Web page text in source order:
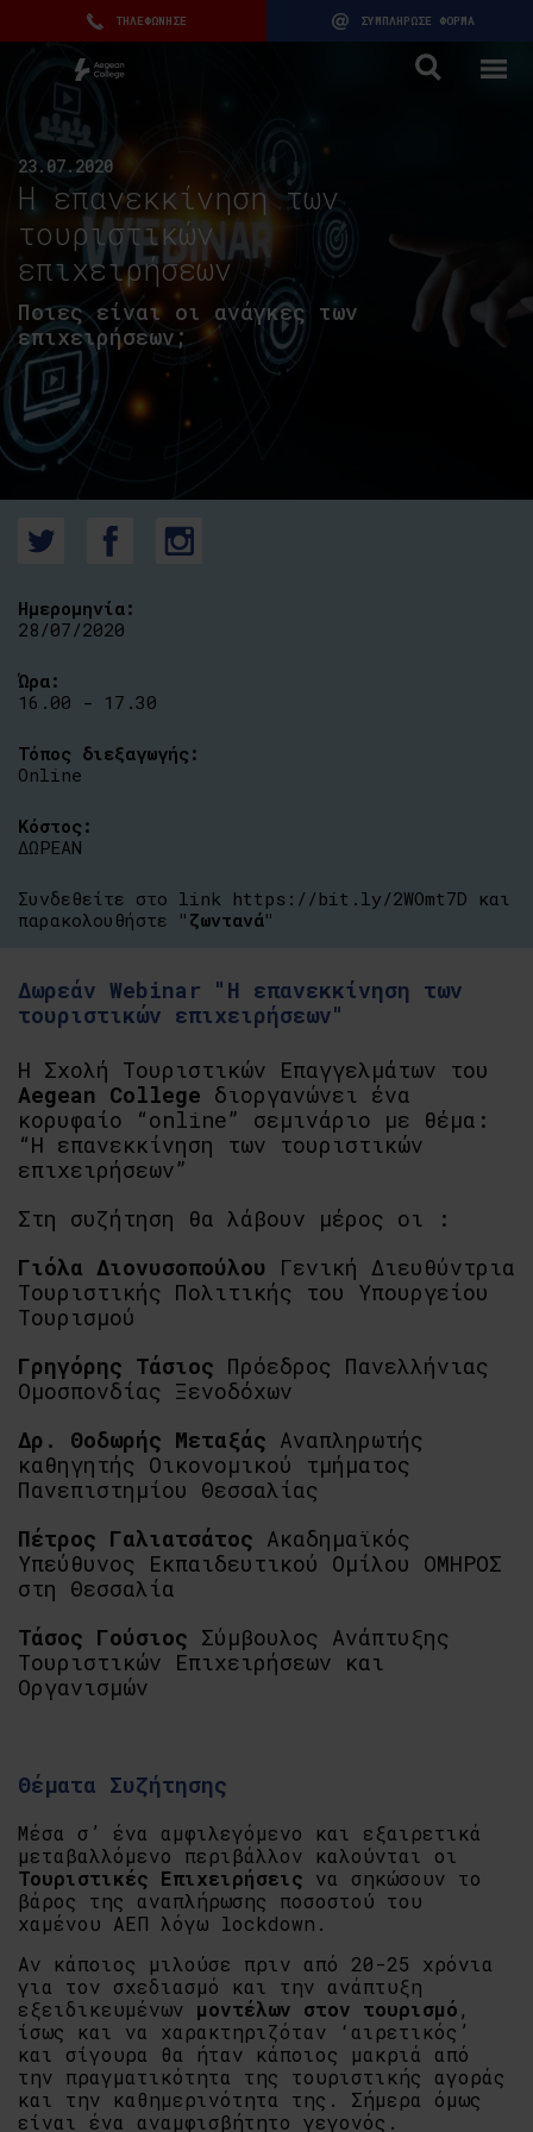
ΤΗΛΕΦΩΝΗΣΕ ΣΥΜΠΛΗΡΩΣΕ ΦΟΡΜΑ
23.07.2020
Η επανεκκίνηση των
τουριστικών
επιχειρήσεων
Ποιες είναι οι ανάγκες των
επιχειρήσεων;
Δωρεάν Webinar "Η επανεκκίνηση των
τουριστικών επιχειρήσεων"
Η Σχολή Τουριστικών Επαγγελμάτων του
Aegean College διοργανώνει ένα
κορυφαίο “online” σεμινάριο με θέμα:
“Η επανεκκίνηση των τουριστικών
επιχειρήσεων”
Στη συζήτηση θα λάβουν μέρος οι :
Γιόλα Διονυσοπούλου Γενική Διευθύντρια
Τουριστικής Πολιτικής του Υπουργείου
Τουρισμού
Γρηγόρης Τάσιος Πρόεδρος Πανελλήνιας
Ομοσπονδίας Ξενοδόχων
Δρ. Θοδωρής Μεταξάς Αναπληρωτής
καθηγητής Οικονομικού τμήματος
Πανεπιστημίου Θεσσαλίας
Πέτρος Γαλιατσάτος Ακαδημαϊκός
Υπεύθυνος Εκπαιδευτικού Ομίλου ΟΜΗΡΟΣ
στη Θεσσαλία
Τάσος Γούσιος Σύμβουλος Ανάπτυξης
Τουριστικών Επιχειρήσεων και
Οργανισμών
Θέματα Συζήτησης
Μέσα σ’ ένα αμφιλεγόμενο και εξαιρετικά
μεταβαλλόμενο περιβάλλον καλούνται οι
Τουριστικές Επιχειρήσεις να σηκώσουν το
βάρος της αναπλήρωσης ποσοστού του
χαμένου ΑΕΠ λόγω lockdown.
Αν κάποιος μιλούσε πριν από 20-25 χρόνια
για τον σχεδιασμό και την ανάπτυξη
εξειδικευμένων μοντέλων στον τουρισμό ,
ίσως και να χαρακτηριζόταν ‘αιρετικός’
και σίγουρα θα ήταν κάποιος μακριά από
την πραγματικότητα της τουριστικής αγοράς
και την καθημερινότητα της. Σήμερα όμως
είναι ένα αναμφισβήτητο γεγονός.
Ημερομηνία:
28/07/2020
Ώρα:
16.00 - 17.30
Τόπος διεξαγωγής:
Online
Κόστος:
ΔΩΡΕΑΝ
Συνδεθείτε στο link https://bit.ly/2WOmt7D και
παρακολουθήστε "ζωντανά"